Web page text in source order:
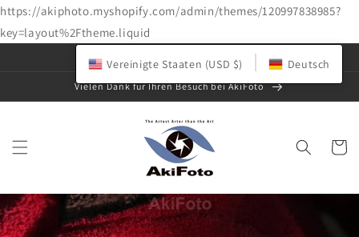
https://akiphoto.myshopify.com/admin/themes/120997838985?
key=layout%2Ftheme.liquid
Direkt
Fotogalerie und Shop für Originalkunst
Vielen Dank für Ihren Besuch bei AkiFoto
Vereinigte Staaten (USD $) Deutsch